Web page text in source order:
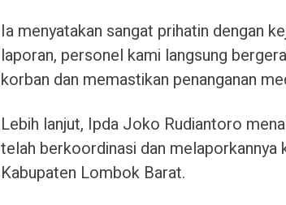
Ia menyatakan sangat prihatin dengan
laporan, personel kami langsung
korban dan memastikan penanganan
Lebih lanjut, Ipda Joko Rudiantoro
telah berkoordinasi dan
Kabupaten Lombok Barat.